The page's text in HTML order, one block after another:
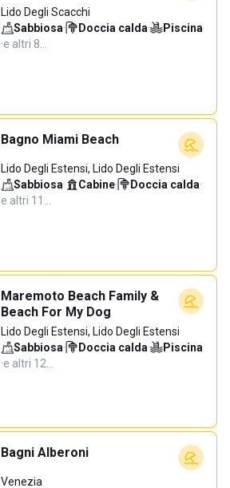
Lido Degli Scacchi
Sabbiosa· Doccia calda·
Piscina
·e altri 8…
Bagno Miami Beach
Lido Degli Estensi, Lido Degli Estensi
Sabbiosa· Cabine· Doccia calda·
e altri 11…
Maremoto Beach Family &
Beach For My Dog
Lido Degli Estensi, Lido Degli Estensi
Sabbiosa· Doccia calda·
Piscina
·e altri 12…
Bagni Alberoni
Venezia